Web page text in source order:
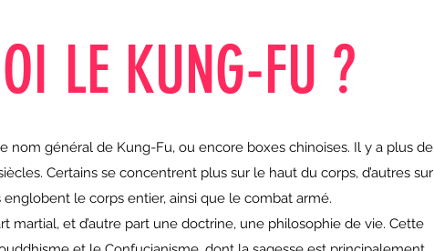
LE KUNG-FU ?
nom général de Kung-Fu, ou encore boxes chinoises. Il y a plus de
Certains se concentrent plus sur le haut du corps, d’autres sur
le corps entier, ainsi que le combat armé.
martial, et d’autre part une doctrine, une philosophie de vie. Cette